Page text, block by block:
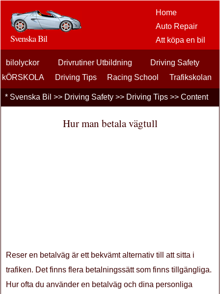
Home
Auto Repair
Att köpa en bil
eftermarknaden
Bilförsäkring
Finansiering
Svenska Bil
bilolyckor Drivrutiner Utbildning
Driving Safety
kÖRSKOLA
Driving Tips Racing School
Trafikskolan
Trafik Biljetter
* Svenska Bil >> Driving Safety >> Driving Tips >> Content
Hur man betala vägtull
Reser en betalväg är ett bekvämt alternativ till att sitta i
trafiken. Det finns flera betalningssätt som finns tillgängliga.
Hur ofta du använder en betalväg och dina personliga